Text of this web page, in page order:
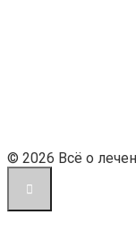
© 2026 Всё о